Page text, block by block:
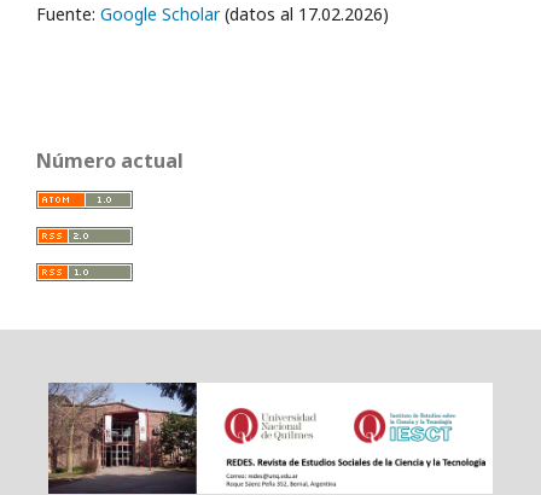
Fuente: Google Scholar(datos al 17.02.2026)
Número actual